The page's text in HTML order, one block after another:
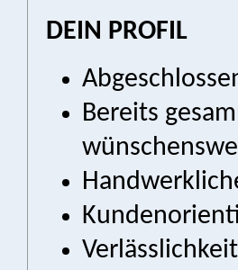
DEIN PROFIL
Bereits